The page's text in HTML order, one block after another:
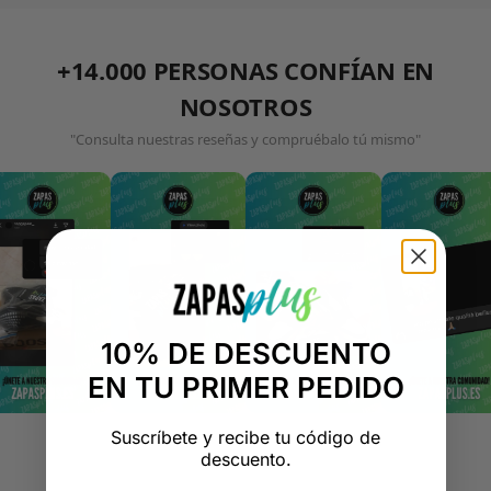
+14.000 PERSONAS CONFÍAN EN
NOSOTROS
"Consulta nuestras reseñas y compruébalo tú mismo"
10% DE DESCUENTO
EN TU PRIMER PEDIDO
Suscríbete y recibe tu código de
descuento.